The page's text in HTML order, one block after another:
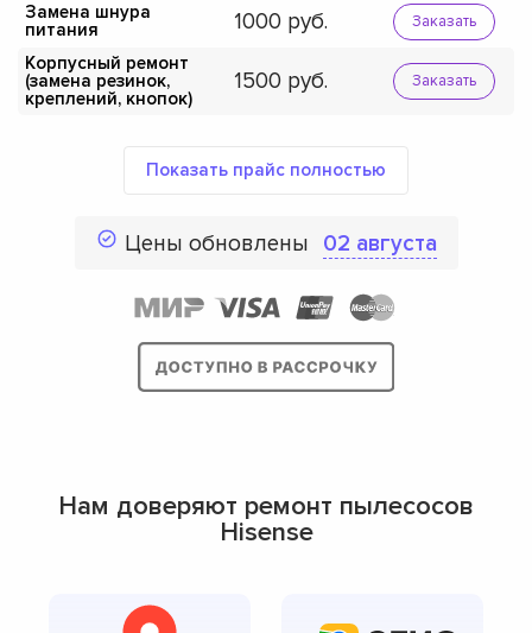
Замена шнура
питания
1000 Заказать
Корпусный ремонт
(замена резинок,
креплений, кнопок)
1500 Заказать
Показать прайс полностью
Цены обновлены 02 августа
Нам доверяют ремонт пылесосов
Hisense